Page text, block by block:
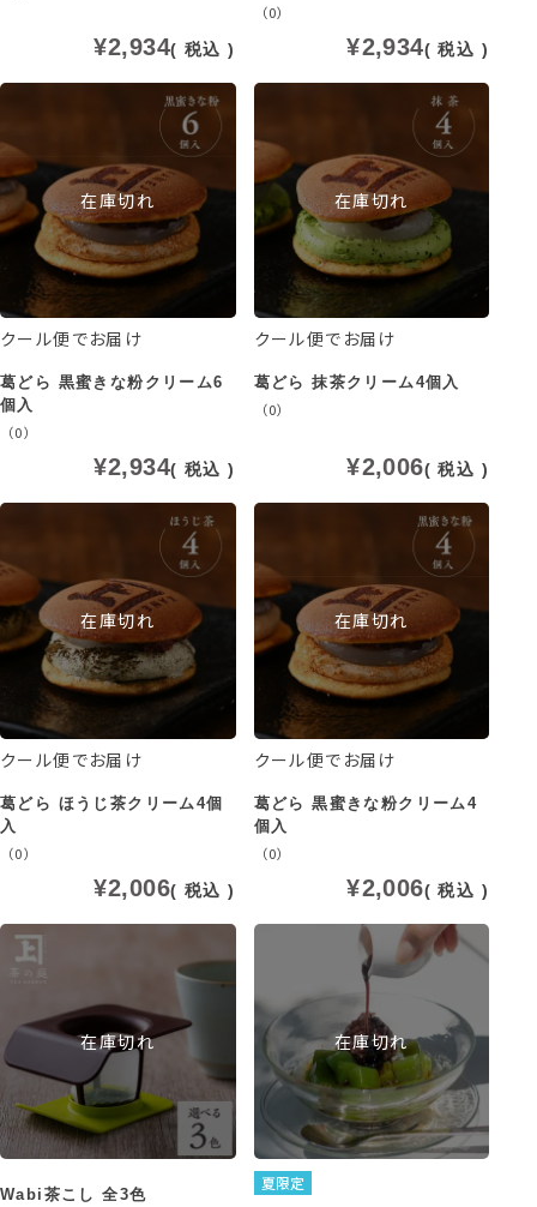
¥2,934 税込
（0）
¥2,934 税込
在庫切れ
クール便でお届け
葛どら 黒蜜きな粉クリーム6
個入
（0）
¥2,934 税込
在庫切れ
クール便でお届け
葛どら 抹茶クリーム4個入
（0）
¥2,006 税込
在庫切れ
クール便でお届け
葛どら ほうじ茶クリーム4個
入
（0）
¥2,006 税込
在庫切れ
クール便でお届け
葛どら 黒蜜きな粉クリーム4
個入
（0）
¥2,006 税込
在庫切れ
Wabi茶こし 全3色
在庫切れ
夏限定